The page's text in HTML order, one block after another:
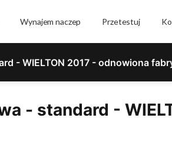
Wynajem naczep Przetestuj
- WIELTON 2017 - odnowiona
- standard -